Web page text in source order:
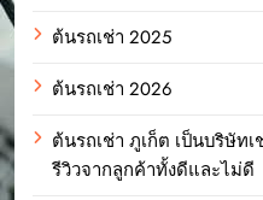
ต้นรถเช่า 2025
ต้นรถเช่า 2026
ต้นรถเช่า ภูเก็ต เป็นบริษัท
รีวิวจากลูกค้าทั้งดีและไม่ดี